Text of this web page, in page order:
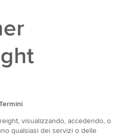
visualizzando, accedendo, o
qualsiasi dei servizi o delle